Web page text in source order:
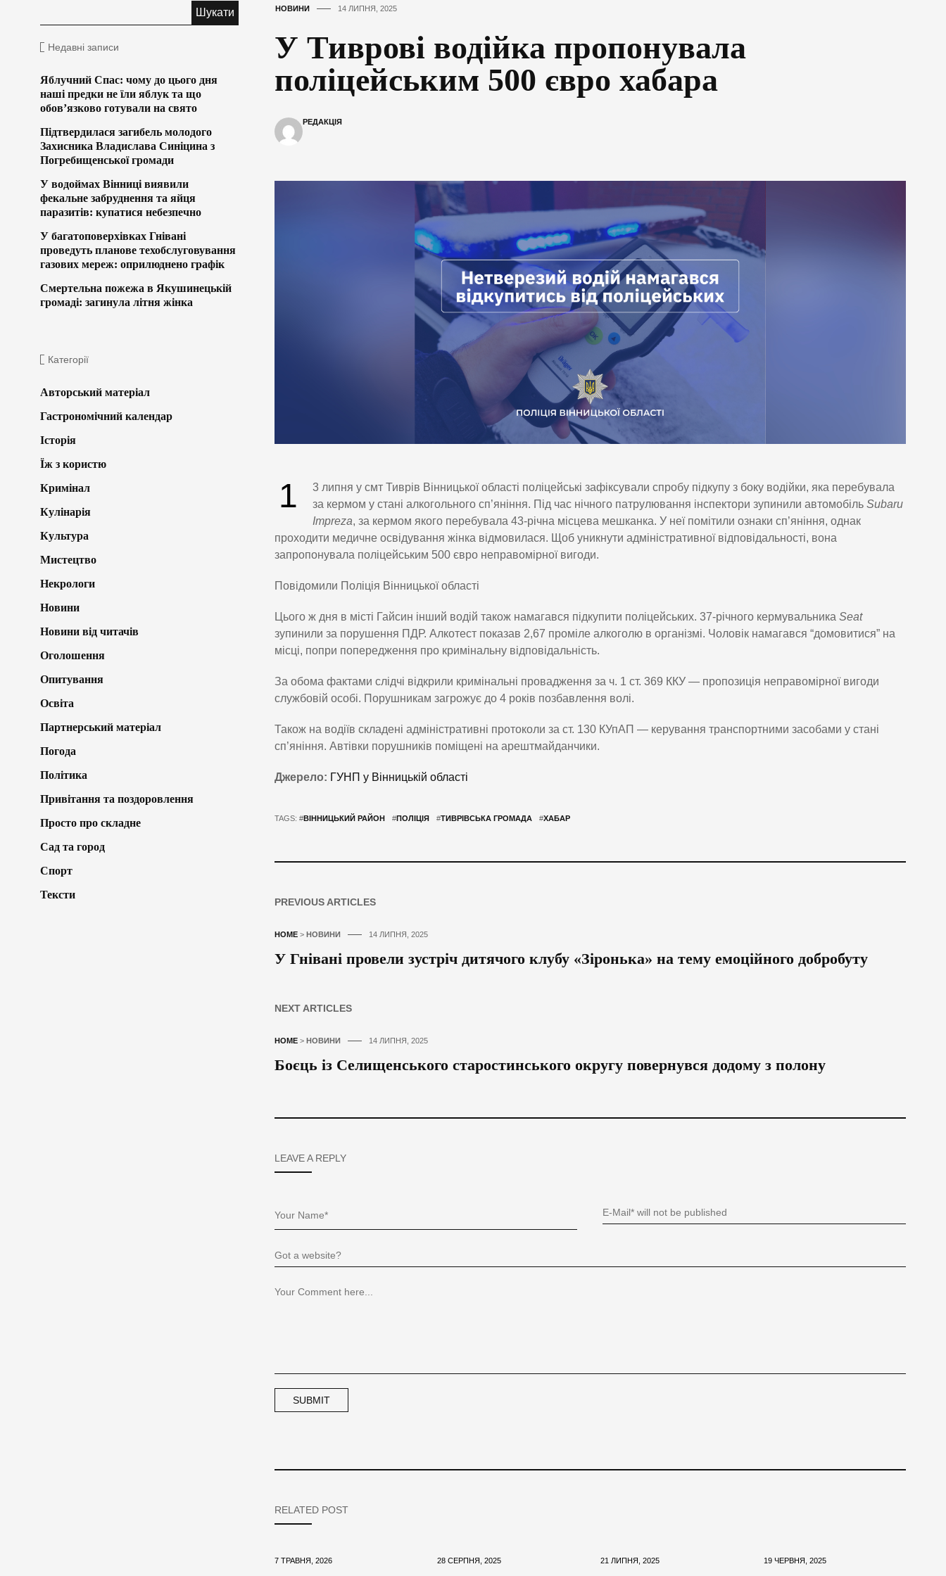
НОВИНИ 14 ЛИПНЯ, 2025
У Тиврові водійка пропонувала
поліцейським 500 євро хабара
РЕДАКЦІЯ
1
3 липня у смт Тиврів Вінницької області поліцейські зафіксували спробу підкупу з боку водійки, яка перебувала
за кермом у стані алкогольного сп’яніння. Під час нічного патрулювання інспектори зупинили автомобіль Subaru
Impreza, за кермом якого перебувала 43-річна місцева мешканка. У неї помітили ознаки сп’яніння, однак
проходити медичне освідування жінка відмовилася. Щоб уникнути адміністративної відповідальності, вона
запропонувала поліцейським 500 євро неправомірної вигоди.
Повідомили Поліція Вінницької області
Цього ж дня в місті Гайсин інший водій також намагався підкупити поліцейських. 37-річного кермувальника Seat
зупинили за порушення ПДР. Алкотест показав 2,67 проміле алкоголю в організмі. Чоловік намагався “домовитися” на
місці, попри попередження про кримінальну відповідальність.
За обома фактами слідчі відкрили кримінальні провадження за ч. 1 ст. 369 ККУ — пропозиція неправомірної вигоди
службовій особі. Порушникам загрожує до 4 років позбавлення волі.
Також на водіїв складені адміністративні протоколи за ст. 130 КУпАП — керування транспортними засобами у стані
сп’яніння. Автівки порушників поміщені на арештмайданчики.
Джерело: ГУНП у Вінницькій області
TAGS: #ВІННИЦЬКИЙ РАЙОН #ПОЛІЦІЯ #ТИВРІВСЬКА ГРОМАДА #ХАБАР
PREVIOUS ARTICLES
HOME> НОВИНИ 14 ЛИПНЯ, 2025
У Гнівані провели зустріч дитячого клубу «Зіронька» на тему емоційного добробуту
NEXT ARTICLES
HOME> НОВИНИ 14 ЛИПНЯ, 2025
Боєць із Селищенського старостинського округу повернувся додому з полону
LEAVE A REPLY
RELATED POST
7 ТРАВНЯ, 2026 28 СЕРПНЯ, 2025 21 ЛИПНЯ, 2025 19 ЧЕРВНЯ, 2025
Недавні записи
Яблучний Спас: чому до цього дня
наші предки не їли яблук та що
обов’язково готували на свято
Підтвердилася загибель молодого
Захисника Владислава Синіцина з
Погребищенської громади
У водоймах Вінниці виявили
фекальне забруднення та яйця
паразитів: купатися небезпечно
У багатоповерхівках Гнівані
проведуть планове техобслуговування
газових мереж: оприлюднено графік
Смертельна пожежа в Якушинецькій
громаді: загинула літня жінка
Категорії
Авторський матеріал
Гастрономічний календар
Історія
Їж з користю
Кримінал
Кулінарія
Культура
Мистецтво
Некрологи
Новини
Новини від читачів
Оголошення
Опитування
Освіта
Партнерський матеріал
Погода
Політика
Привітання та поздоровлення
Просто про складне
Сад та город
Спорт
Тексти